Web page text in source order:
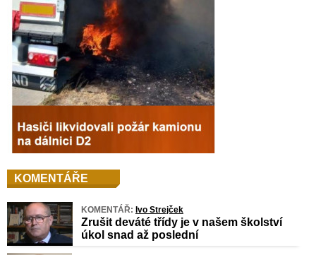
KOMENTÁŘE
KOMENTÁŘ: Ivo Strejček
Zrušit deváté třídy je v našem školství
úkol snad až poslední